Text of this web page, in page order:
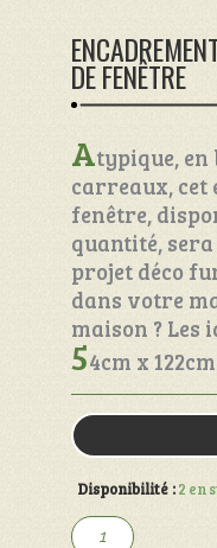
Atypique, en
carreaux, cet
fenêtre,
quantité,
projet déco
dans votre
maison ? Les
54cm x 122cm
DE FENÊTRE
Disponibilité :2 en
quantité